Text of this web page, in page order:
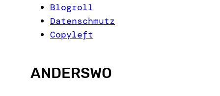
Blogroll
Datenschmutz
Copyleft
ANDERSWO